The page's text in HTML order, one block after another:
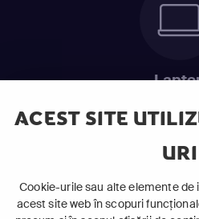
ACEST SITE
URI
Cookie-urile sau alte elemente
acest site web în scopuri
ABONEAZĂ-
Cerințe de